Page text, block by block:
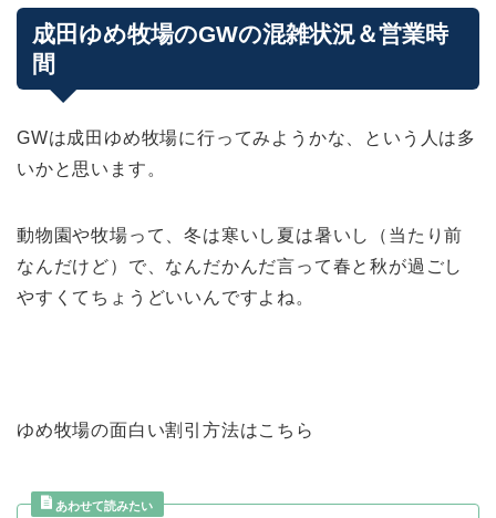
成田ゆめ牧場のGWの混雑状況＆営業時
間
GWは成田ゆめ牧場に行ってみようかな、という人は多
いかと思います。
動物園や牧場って、冬は寒いし夏は暑いし（当たり前
なんだけど）で、なんだかんだ言って春と秋が過ごし
やすくてちょうどいいんですよね。
ゆめ牧場の面白い割引方法はこちら